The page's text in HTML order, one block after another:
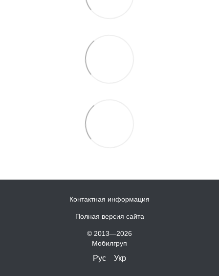
Контактная информация
Полная версия сайта
© 2013—2026
Мобилгруп
Рус Укр